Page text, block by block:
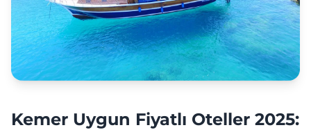
Kemer Uygun Fiyatlı Oteller 2025: